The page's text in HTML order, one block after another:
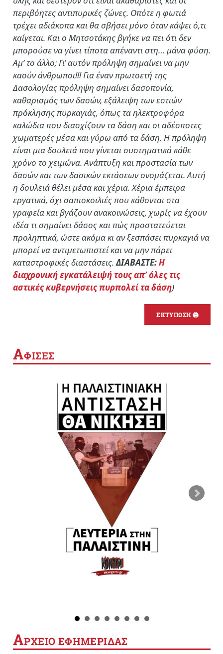
περιβόητες αντιπυρικές ζώνες. Οπότε η φωτιά
τρέχει αδιάκοπα και θα σβήσει μόνο όταν κάψει ό,τι
καίγεται. Και ο Μητσοτάκης βγήκε να πει ότι δεν
μπορούσε να γίνει τίποτα απέναντι στη… μάνα φύση.
Αμ’ το άλλο; Γι’ αυτόν πρόληψη σημαίνει να μην
καούν άνθρωποι!!! Για έναν πρωτοετή της
Δασολογίας πρόληψη σημαίνει δασοπονία,
καθαρισμός των δασών, εξάλειψη των εστιών
πρόκλησης πυρκαγιάς, όπως τα ηλεκτροφόρα
καλώδια που διασχίζουν τα δάση και οι αδέσποτες
χωματερές μέσα και γύρω από τα δάση. Η πρόληψη
είναι μια δουλειά που γίνεται συστηματικά κάθε
χρόνο το χειμώνα. Ανάπτυξη και προστασία των
δασών και των δασικών εκτάσεων ονομάζεται. Αυτή
η δουλειά θέλει μέσα και χέρια. Χέρια έμπειρα
εργατικά, όχι σαπιοκοιλιές που κάθονται στα
γραφεία και βγάζουν ανακοινώσεις, χωρίς να έχουν
ιδέα τι σημαίνει δάσος και πώς προστατεύεται
προληπτικά, ώστε ακόμα κι αν ξεσπάσει πυρκαγιά να
μπορεί να αντιμετωπιστεί και να μην πάρει
καταστροφικές διαστάσεις.ΔΙΑΒΑΣΤΕ:Η
διαχρονική εγκατάλειψή τους απ’ όλες τις
αστικές κυβερνήσεις πυρπολεί τα δάση)
ΕΚΤΥΠΩΣΗ 🖨
ΑΦΙΣΕΣ
ΑΡΧΕΙΟ ΕΦΗΜΕΡΙΔΑΣ